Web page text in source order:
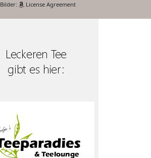
Bilder: License Agreement